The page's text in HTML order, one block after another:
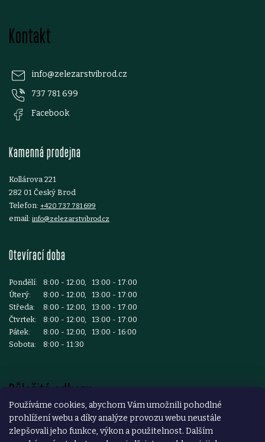
Používáme cookies, abychom Vám umožnili pohodlné
prohlížení webu a díky analýze provozu webu neustále
zlepšovali jeho funkce, výkon a použitelnost. Dalším
Kontakt
info@zelezarstvibrod.cz
737 781 699
Facebook
Kamenná prodejna
Kollárova 221
282 01 Český Brod
Telefon: +420 737 781 699
email: info@zelezarstvibrod.cz
Otevírací doba
Pondělí:
8:00 - 12:00, 13:00 - 17:00
Úterý:
8:00 - 12:00, 13:00 - 17:00
Středa:
8:00 - 12:00, 13:00 - 17:00
Čtvrtek:
8:00 - 12:00, 13:00 - 17:00
Pátek:
8:00 - 12:00, 13:00 - 16:00
Sobota:
8:00 - 11:30
Důležité odkazy
Reklamace a vrácení zboží